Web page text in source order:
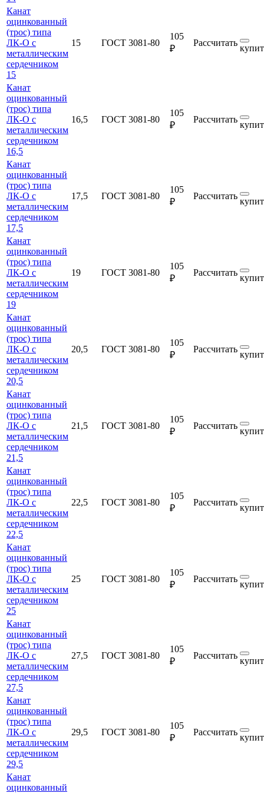
Канат
оцинкованный
(трос) типа
ЛК-О с
металлическим
сердечником
15
15 ГОСТ 3081-80
105
₽
Рассчитать
Канат
оцинкованный
(трос) типа
ЛК-О с
металлическим
сердечником
16,5
16,5 ГОСТ 3081-80
105
₽
Рассчитать
Канат
оцинкованный
(трос) типа
ЛК-О с
металлическим
сердечником
17,5
17,5 ГОСТ 3081-80
105
₽
Рассчитать
Канат
оцинкованный
(трос) типа
ЛК-О с
металлическим
сердечником
19
19 ГОСТ 3081-80
105
₽
Рассчитать
Канат
оцинкованный
(трос) типа
ЛК-О с
металлическим
сердечником
20,5
20,5 ГОСТ 3081-80
105
₽
Рассчитать
Канат
оцинкованный
(трос) типа
ЛК-О с
металлическим
сердечником
21,5
21,5 ГОСТ 3081-80
105
₽
Рассчитать
Канат
оцинкованный
(трос) типа
ЛК-О с
металлическим
сердечником
22,5
22,5 ГОСТ 3081-80
105
₽
Рассчитать
Канат
оцинкованный
(трос) типа
ЛК-О с
металлическим
сердечником
25
25 ГОСТ 3081-80
105
₽
Рассчитать
Канат
оцинкованный
(трос) типа
ЛК-О с
металлическим
сердечником
27,5
27,5 ГОСТ 3081-80
105
₽
Рассчитать
Канат
оцинкованный
(трос) типа
ЛК-О с
металлическим
сердечником
29,5
29,5 ГОСТ 3081-80
105
₽
Рассчитать
Канат
оцинкованный